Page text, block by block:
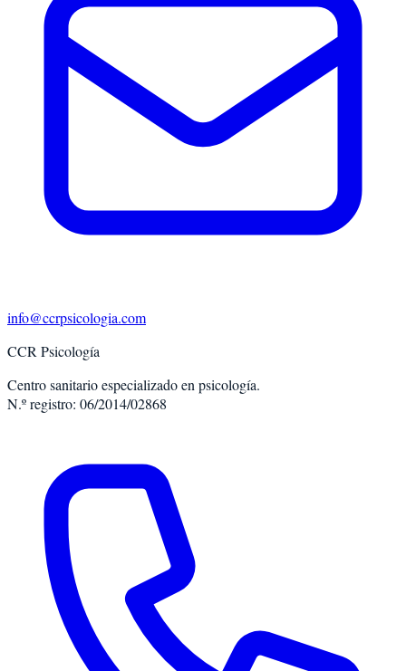
info@ccrpsicologia.com
CCR Psicología
Centro sanitario especializado en psicología.
N.º registro: 06/2014/02868